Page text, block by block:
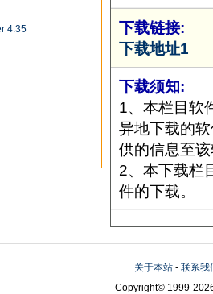
4.35
下载链接:
下载地址1
下载须知:
1、本栏目软
异地下载的
供的信息至
2、本下载栏
件的下载。
关于本站 - 联系我
Copyright© 1999-